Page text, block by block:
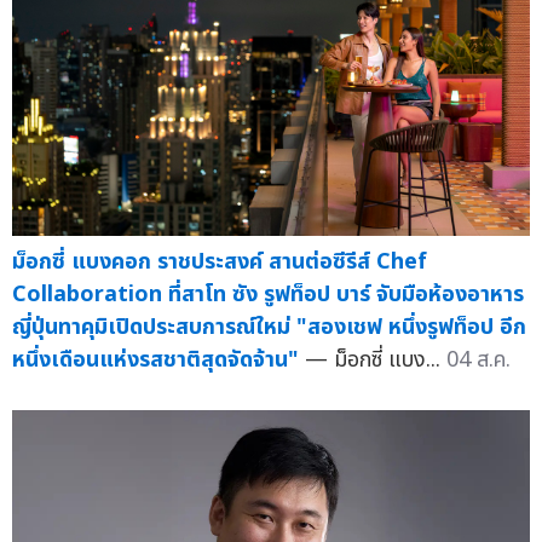
ม็อกซี่ แบงคอก ราชประสงค์ สานต่อซีรีส์ Chef
Collaboration ที่สาโท ซัง รูฟท็อป บาร์ จับมือห้องอาหาร
ญี่ปุ่นทาคุมิเปิดประสบการณ์ใหม่ "สองเชฟ หนึ่งรูฟท็อป อีก
หนึ่งเดือนแห่งรสชาติสุดจัดจ้าน" — ม็อกซี่ แบง... 04 ส.ค.